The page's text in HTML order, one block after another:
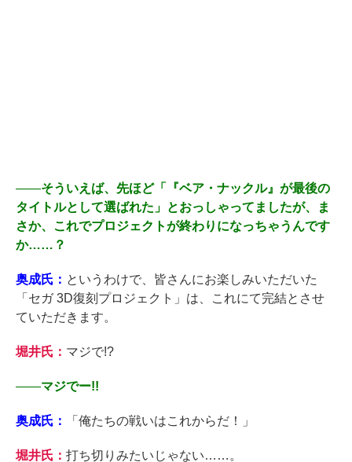
――そういえば、先ほど「『ベア・ナックル』が最後の
タイトルとして選ばれた」とおっしゃってましたが、ま
さか、これでプロジェクトが終わりになっちゃうんです
か……？
奥成氏： というわけで、皆さんにお楽しみいただいた
「セガ 3D復刻プロジェクト」は、これにて完結とさせ
ていただきます。
堀井氏： マジで!?
――マジでー!!
奥成氏： 「俺たちの戦いはこれからだ！」
堀井氏： 打ち切りみたいじゃない……。